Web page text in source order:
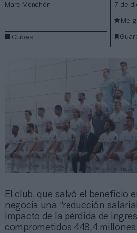
El club, que salvó el beneficio
negocia una “reducción
impacto de la pérdida de
comprometidos 448,4
Marc Menchén
Clubes
7 de
Me